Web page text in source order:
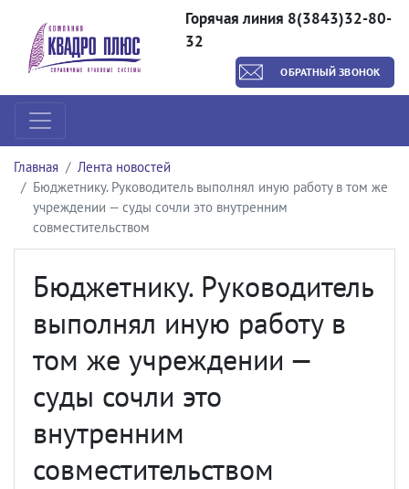
Горячая линия 8(3843)32-80-
32
ОБРАТНЫЙ ЗВОНОК
Главная
Лента новостей
Бюджетнику. Руководитель выполнял иную работу в том же
учреждении — суды сочли это внутренним
совместительством
Бюджетнику. Руководитель
выполнял иную работу в
том же учреждении —
суды сочли это
внутренним
совместительством